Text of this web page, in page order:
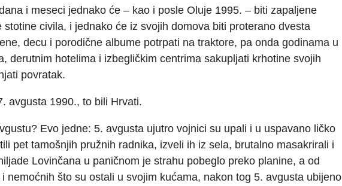
i meseci jednako će – kao i posle Oluje 1995. – biti zapaljene
stotine civila, i jednako će iz svojih domova biti proterano dvesta
decu i porodične albume potrpati na traktore, pa onda godinama u
derutnim hotelima i izbegličkim centrima sakupljati krhotine svojih
povratak.
avgusta 1990., to bili Hrvati.
Evo jedne: 5. avgusta ujutro vojnici su upali i u uspavano ličko
pet tamošnjih pružnih radnika, izveli ih iz sela, brutalno masakrirali i
Lovinčana u paničnom je strahu pobeglo preko planine, a od
nemoćnih što su ostali u svojim kućama, nakon tog 5. avgusta ubijeno